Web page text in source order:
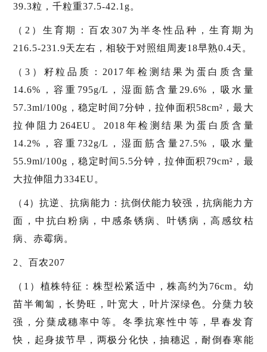
39.3粒，千粒重37.5-42.1g。
（2）生育期：百农307为半冬性品种，生育期为
216.5-231.9天左右，相较于对照组周麦18早熟0.4天。
（3）籽粒品质：2017年检测结果为蛋白质含量
14.6%，容重795g/L，湿面筋含量29.6%，吸水量
57.3ml/100g，稳定时间7分钟，拉伸面积58cm²，最大
拉伸阻力264EU。2018年检测结果为蛋白质含量
14.2%，容重732g/L，湿面筋含量27.5%，吸水量
55.9ml/100g，稳定时间5.5分钟，拉伸面积79cm²，最
大拉伸阻力334EU。
（4）抗逆、抗病能力：抗倒伏能力较强，抗病能力方
面，中抗白粉病，中感条锈病、叶锈病，高感纹枯
病、赤霉病。
2、百农207
（1）植株特征：株型松紧适中，株高约为76cm。幼
苗半匍匐，长势旺，叶宽大，叶片深绿色。分蘖力较
强，分蘖成穗率中等。冬季抗寒性中等，早春发育
快，起身拔节早，两极分化快，抽穗迟，耐倒春寒能